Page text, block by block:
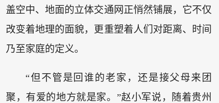
盖空中、地面的立体交通网正悄然铺展，它不仅
改变着地理的面貌，更重塑着人们对距离、时间
乃至家庭的定义。
“但不管是回谁的老家，还是接父母来团
聚，有爱的地方就是家。”赵小军说，随着贵州